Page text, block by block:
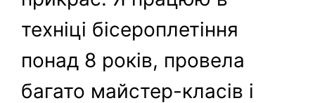
техніці бісероплетіння
понад 8 років, провела
багато майстер-класів і